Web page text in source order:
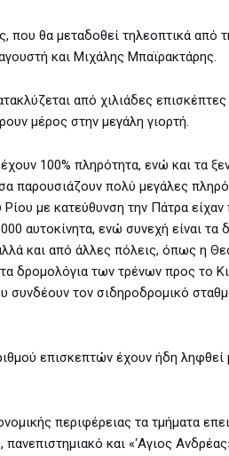
που θα μεταδοθεί τηλεοπτικά από
και Μιχάλης Μπαϊρακτάρης.
από χιλιάδες
μέρος στην μεγάλη γιορτή.
100% πληρότητα, ενώ και τα
παρουσιάζουν πολύ μεγάλες
με κατεύθυνση την Πάτρα
αυτοκίνητα, ενώ συνεχή είναι
και από άλλες πόλεις, όπως η
δρομολόγια των τρένων προς το
τον σιδηροδρομικό
επισκεπτών έχουν ήδη ληφθεί
περιφέρειας τα τμήματα
και «‘Αγιος